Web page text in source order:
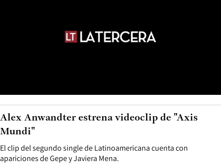
El clip del segundo single de Latinoamericana cuenta con
apariciones de Gepe y Javiera Mena.
Alex Anwandter estrena videoclip de "Axis
Mundi"